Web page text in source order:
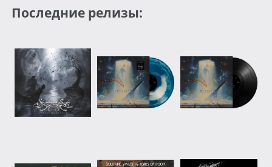
Последние релизы: